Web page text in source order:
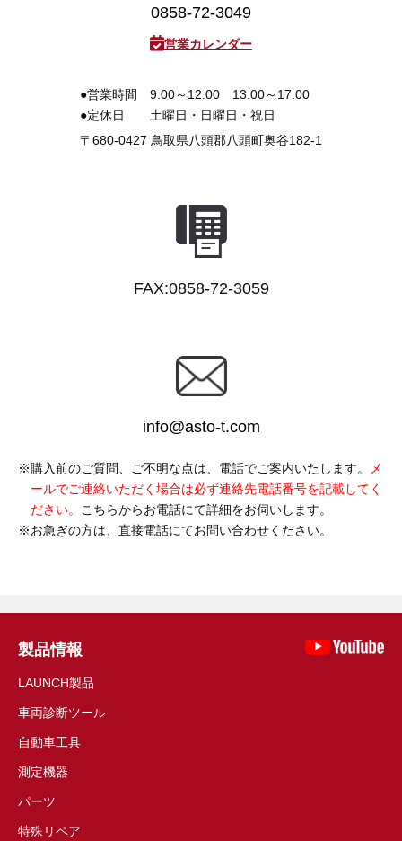
0858-72-3049
営業カレンダー
●営業時間
9:00～12:00 13:00～17:00
●定休日
土曜日・日曜日・祝日
〒680-0427 鳥取県八頭郡八頭町奥谷182-1
FAX:0858-72-3059
info@asto-t.com
購入前のご質問、ご不明な点は、電話でご案内いたします。
メ
ールでご連絡いただく場合は必ず連絡先電話番号を記載してく
ださい。
こちらからお電話にて詳細をお伺いします。
お急ぎの方は、直接電話にてお問い合わせください。
製品情報
LAUNCH製品
車両診断ツール
自動車工具
測定機器
パーツ
特殊リペア